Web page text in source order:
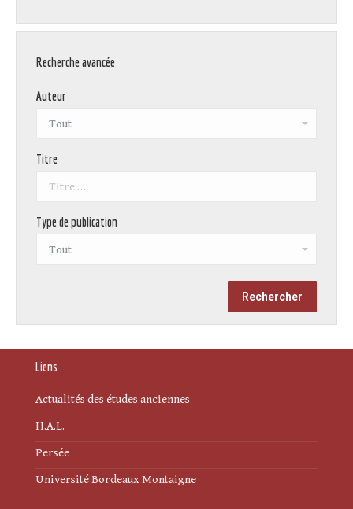
Recherche avancée
Auteur
Titre
Type de publication
Liens
Actualités des études anciennes
H.A.L.
Persée
Université Bordeaux Montaigne